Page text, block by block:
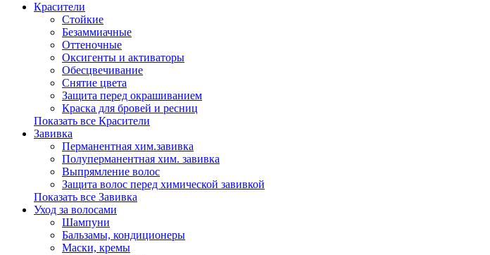
Красители
Стойкие
Безаммиачные
Оттеночные
Оксигенты и активаторы
Обесцвечивание
Снятие цвета
Защита перед окрашиванием
Краска для бровей и ресниц
Показать все Красители
Завивка
Перманентная хим.завивка
Полуперманентная хим. завивка
Выпрямление волос
Защита волос перед химической завивкой
Показать все Завивка
Уход за волосами
Шампуни
Бальзамы, кондиционеры
Маски, кремы